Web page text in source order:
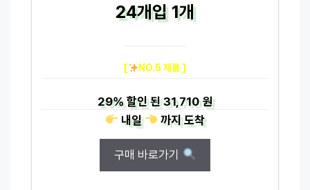
24개입 1개
[ NO.5 제품 ]
29%할인 된31,710 원
내일
까지도착
구매 바로가기